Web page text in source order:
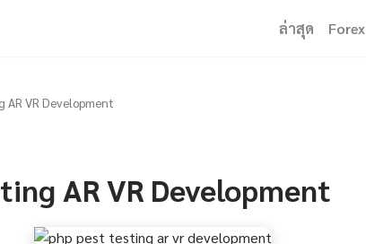
ล่าสุด Forex
AR VR Development
AR VR Development